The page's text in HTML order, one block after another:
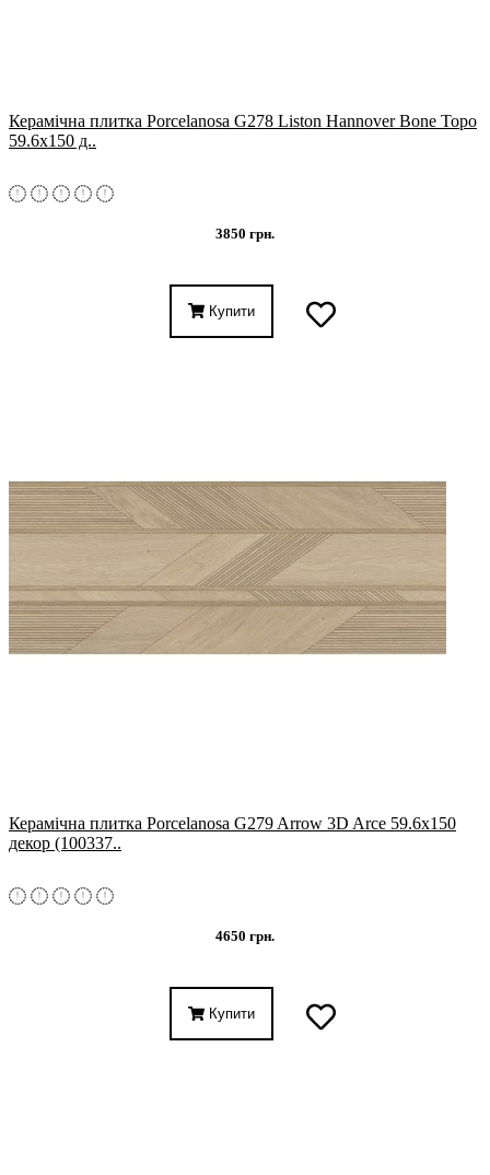
Керамічна плитка Porcelanosa G278 Liston Hannover Bone Topo
59.6x150 д..
3850 грн.
Купити
Керамічна плитка Porcelanosa G279 Arrow 3D Arce 59.6x150
декор (100337..
4650 грн.
Купити